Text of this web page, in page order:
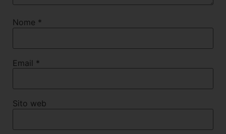
Nome *
Email *
Sito web